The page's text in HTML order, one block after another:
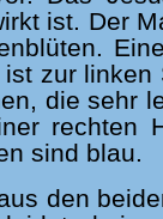
ist. Der
zur linken
die sehr
rechten
sind blau.
den